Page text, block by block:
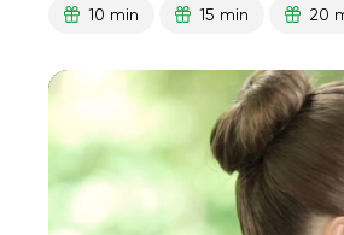
10 min 15 min 20